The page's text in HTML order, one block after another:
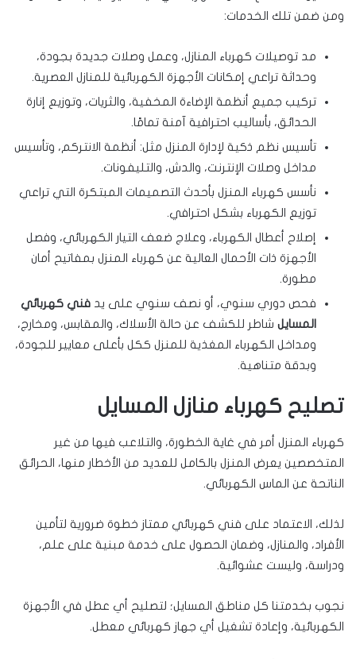
ومن ضمن تلك الخدمات:
مد توصيلات كهرباء المنازل، وعمل وصلات جديدة بجودة،
وحداثة تراعي إمكانات الأجهزة الكهربائية للمنازل العصرية.
تركيب جميع أنظمة الإضاءة المخفية، والثريات، وتوزيع إنارة
الحدائق، بأساليب احترافية آمنة تمامًا.
تأسيس نظم ذكية لإدارة المنزل مثل: أنظمة الانتركم، وتأسيس
مداخل وصلات الإنترنت، والدش، والتليفونات.
نأسس كهرباء المنزل بأحدث التصميمات المبتكرة التي تراعي
توزيع الكهرباء بشكل احترافي.
إصلاح أعطال الكهرباء، وعلاج ضعف التيار الكهربائي، وفصل
الأجهزة ذات الأحمال العالية عن كهرباء المنزل بمفاتيح أمان
مطورة.
فحص دوري سنوي، أو نصف سنوي على يد فني كهربائي
المسايل شاطر للكشف عن حالة الأسلاك، والمقابس، ومخارج،
ومداخل الكهرباء المغذية للمنزل ككل بأعلى معايير للجودة،
وبدقة متناهية.
تصليح كهرباء منازل المسايل
كهرباء المنزل أمر في غاية الخطورة، والتلاعب فيها من غير
المتخصصين يعرض المنزل بالكامل للعديد من الأخطار منها، الحرائق
الناتحة عن الماس الكهربائي.
لذلك، الاعتماد على فني كهربائي ممتاز خطوة ضرورية لتأمين
الأفراد، والمنازل، وضمان الحصول على خدمة مبنية على علم،
ودراسة، وليست عشوائية.
نجوب بخدمتنا كل مناطق المسايل؛ لتصليح أي عطل في الأجهزة
الكهربائية، وإعادة تشغيل أي جهاز كهربائي معطل.